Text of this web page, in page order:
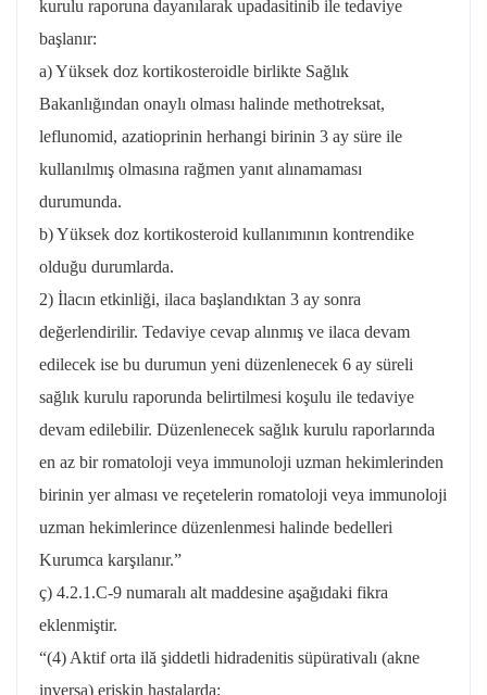
kurulu raporuna dayanılarak upadasitinib ile tedaviye
başlanır:
a) Yüksek doz kortikosteroidle birlikte Sağlık
Bakanlığından onaylı olması halinde methotreksat,
leflunomid, azatioprinin herhangi birinin 3 ay süre ile
kullanılmış olmasına rağmen yanıt alınamaması
durumunda.
b) Yüksek doz kortikosteroid kullanımının kontrendike
olduğu durumlarda.
2) İlacın etkinliği, ilaca başlandıktan 3 ay sonra
değerlendirilir. Tedaviye cevap alınmış ve ilaca devam
edilecek ise bu durumun yeni düzenlenecek 6 ay süreli
sağlık kurulu raporunda belirtilmesi koşulu ile tedaviye
devam edilebilir. Düzenlenecek sağlık kurulu raporlarında
en az bir romatoloji veya immunoloji uzman hekimlerinden
birinin yer alması ve reçetelerin romatoloji veya immunoloji
uzman hekimlerince düzenlenmesi halinde bedelleri
Kurumca karşılanır.”
ç) 4.2.1.C-9 numaralı alt maddesine aşağıdaki fikra
eklenmiştir.
“(4) Aktif orta ilă şiddetli hidradenitis süpürativalı (akne
inversa) erişkin hastalarda;